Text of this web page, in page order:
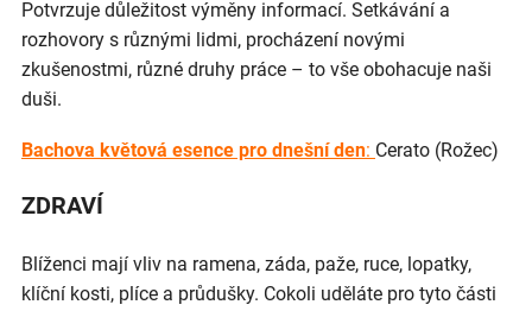
Potvrzuje důležitost výměny informací. Setkávání a
rozhovory s různými lidmi, procházení novými
zkušenostmi, různé druhy práce – to vše obohacuje naši
duši.
Bachova květová esence pro dnešní den: Cerato (Rožec)
ZDRAVÍ
Blíženci mají vliv na ramena, záda, paže, ruce, lopatky,
klíční kosti, plíce a průdušky. Cokoli uděláte pro tyto části